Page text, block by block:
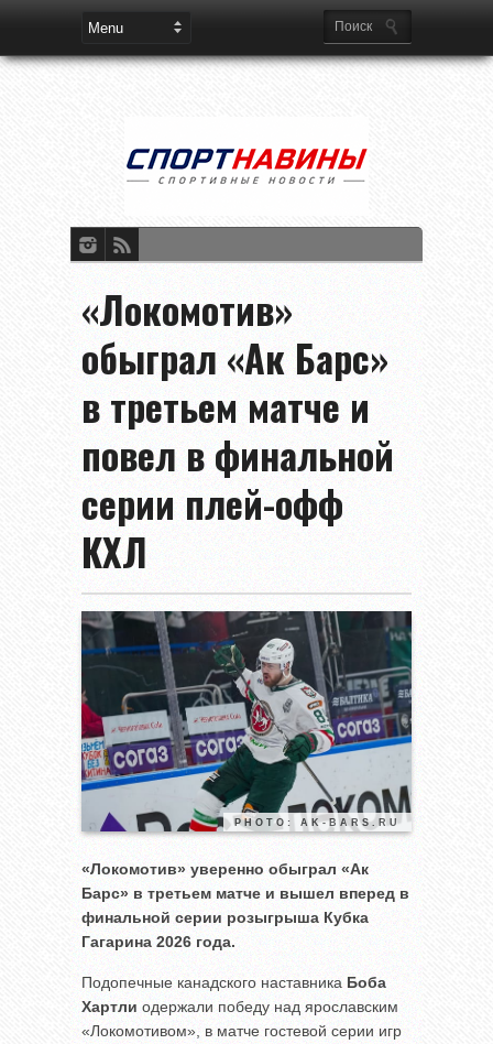
«Локомотив»
обыграл «Ак Барс»
в третьем матче и
повел в финальной
серии плей-офф
КХЛ
PHOTO: AK-BARS.RU
«Локомотив» уверенно обыграл «Ак
Барс» в третьем матче и вышел вперед в
финальной серии розыгрыша Кубка
Гагарина 2026 года.
Подопечные канадского наставника Боба
Хартли одержали победу над ярославским
«Локомотивом», в матче гостевой серии игр